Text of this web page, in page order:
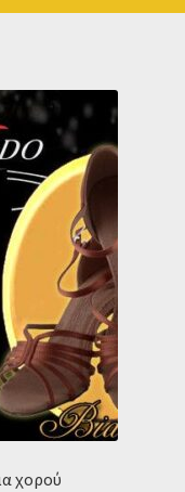
χορού